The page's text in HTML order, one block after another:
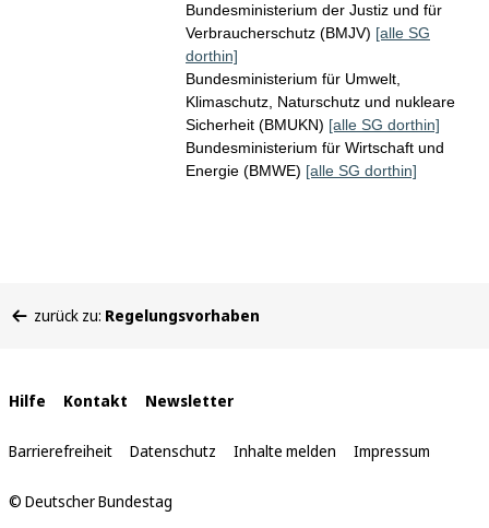
Bundesministerium der Justiz und für
Verbraucherschutz (BMJV) [alle SG
dorthin]
Bundesministerium für Umwelt,
Klimaschutz, Naturschutz und nukleare
Sicherheit (BMUKN) [alle SG dorthin]
Bundesministerium für Wirtschaft und
Energie (BMWE) [alle SG dorthin]
befinden
zurück zu: Regelungsvorhaben
Interne
Links
Hilfe Kontakt Newsletter
Barrierefreiheit Datenschutz Inhalte melden Impressum
© Deutscher Bundestag